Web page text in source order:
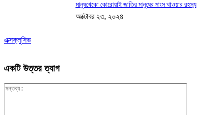
এক্সক্লুসিভ
মানুষখেকো কোরোয়াই জাতির মানুষের মাংস খাওয়ার রহস্য
অক্টোবর ২৩, ২০২৪
একটি উত্তর ত্যাগ